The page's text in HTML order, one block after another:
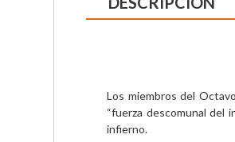
Los miembros del
“fuerza descomunal del
infierno.